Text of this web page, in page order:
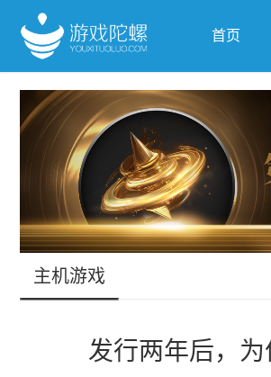
首页
抢滩全球
跨界Talk
主机游戏
发行两年后，为